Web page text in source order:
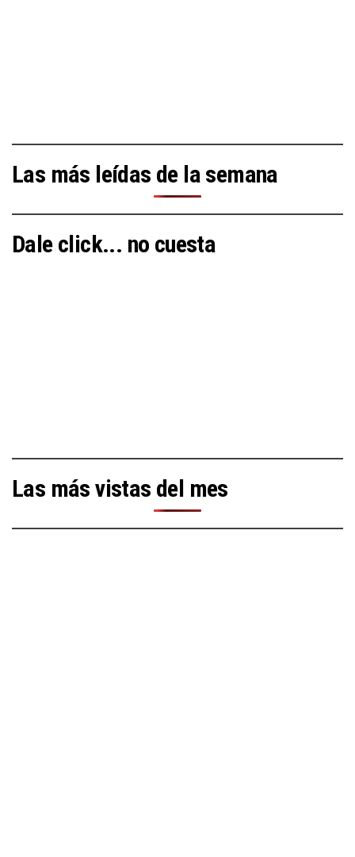
Las más leídas de la semana
Dale click... no cuesta
Las más vistas del mes